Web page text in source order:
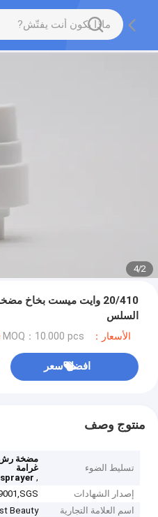
2
/
4
20/410 وايت ميست بخاخ
السلس
الأسعار：negotiable MOQ：10.000 pcs
افضل سعر
منتوج وصف
تسليط الضوء
مضخة رش
غرامة
,
إصدار الشهادات
اسم العلامة التجارية
Beauty